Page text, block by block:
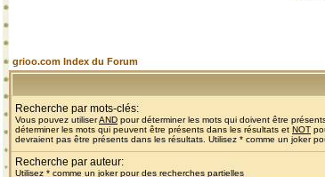
grioo.com Index du Forum
Recherche par mots-clés:
Vous pouvez utiliserAND pour déterminer les mots qui doivent être
déterminer les mots qui peuvent être présents dans les résultats et NOT
devraient pas être présents dans les résultats. Utilisez * comme un joker
Recherche par auteur:
Utilisez * comme un joker pour des recherches partielles